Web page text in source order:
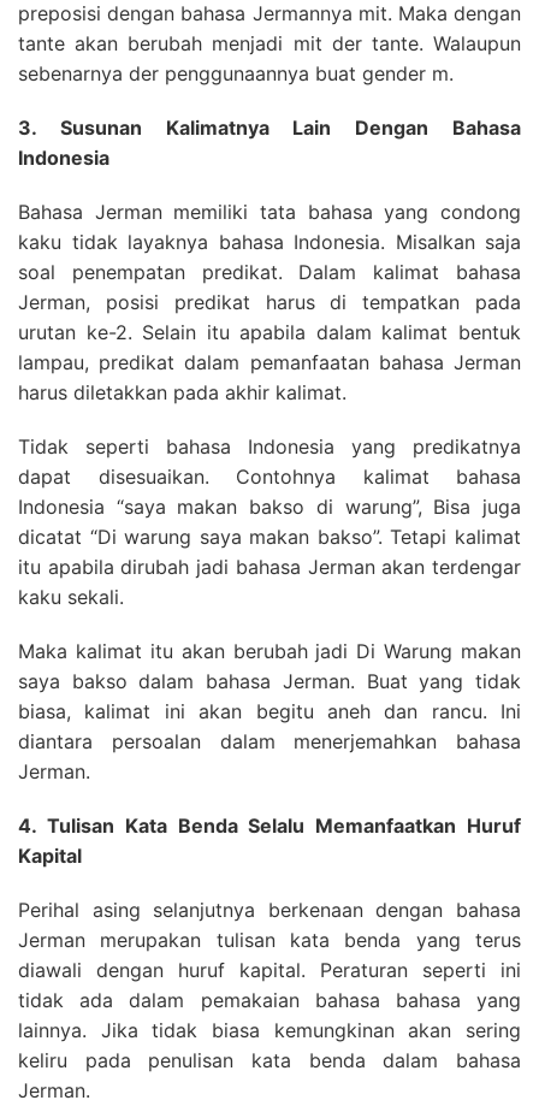
preposisi dengan bahasa Jermannya mit. Maka dengan
tante akan berubah menjadi mit der tante. Walaupun
sebenarnya der penggunaannya buat gender m.
3. Susunan Kalimatnya Lain Dengan Bahasa
Indonesia
Bahasa Jerman memiliki tata bahasa yang condong
kaku tidak layaknya bahasa Indonesia. Misalkan saja
soal penempatan predikat. Dalam kalimat bahasa
Jerman, posisi predikat harus di tempatkan pada
urutan ke-2. Selain itu apabila dalam kalimat bentuk
lampau, predikat dalam pemanfaatan bahasa Jerman
harus diletakkan pada akhir kalimat.
Tidak seperti bahasa Indonesia yang predikatnya
dapat disesuaikan. Contohnya kalimat bahasa
Indonesia “saya makan bakso di warung”, Bisa juga
dicatat “Di warung saya makan bakso”. Tetapi kalimat
itu apabila dirubah jadi bahasa Jerman akan terdengar
kaku sekali.
Maka kalimat itu akan berubah jadi Di Warung makan
saya bakso dalam bahasa Jerman. Buat yang tidak
biasa, kalimat ini akan begitu aneh dan rancu. Ini
diantara persoalan dalam menerjemahkan bahasa
Jerman.
4. Tulisan Kata Benda Selalu Memanfaatkan Huruf
Kapital
Perihal asing selanjutnya berkenaan dengan bahasa
Jerman merupakan tulisan kata benda yang terus
diawali dengan huruf kapital. Peraturan seperti ini
tidak ada dalam pemakaian bahasa bahasa yang
lainnya. Jika tidak biasa kemungkinan akan sering
keliru pada penulisan kata benda dalam bahasa
Jerman.